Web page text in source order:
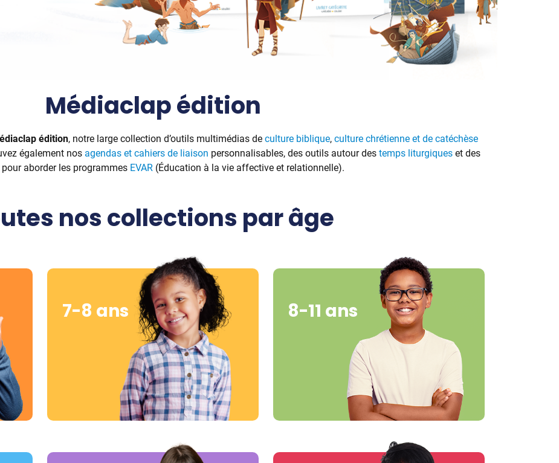
Médiaclap édition
édition, notre large collection d’outils multimédias de culture biblique, culture chrétienne et de catéchèse
également nos agendas et cahiers de liaison personnalisables, des outils autour des temps liturgiqueset des
aborder les programmes EVAR(Éducation à la vie affective et relationnelle).
nos collections par âge
7-8 ans 8-11 ans